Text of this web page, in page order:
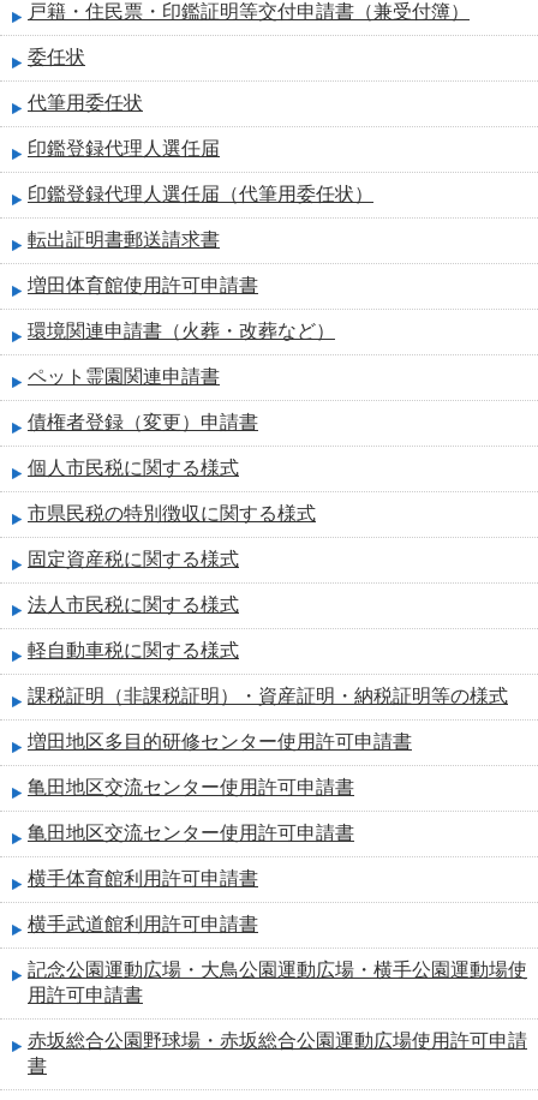
戸籍・住民票・印鑑証明等交付申請書（兼受付簿）
委任状
代筆用委任状
印鑑登録代理人選任届
印鑑登録代理人選任届（代筆用委任状）
転出証明書郵送請求書
増田体育館使用許可申請書
環境関連申請書（火葬・改葬など）
ペット霊園関連申請書
債権者登録（変更）申請書
個人市民税に関する様式
市県民税の特別徴収に関する様式
固定資産税に関する様式
法人市民税に関する様式
軽自動車税に関する様式
課税証明（非課税証明）・資産証明・納税証明等の様式
増田地区多目的研修センター使用許可申請書
亀田地区交流センター使用許可申請書
亀田地区交流センター使用許可申請書
横手体育館利用許可申請書
横手武道館利用許可申請書
記念公園運動広場・大鳥公園運動広場・横手公園運動場使
用許可申請書
赤坂総合公園野球場・赤坂総合公園運動広場使用許可申請
書